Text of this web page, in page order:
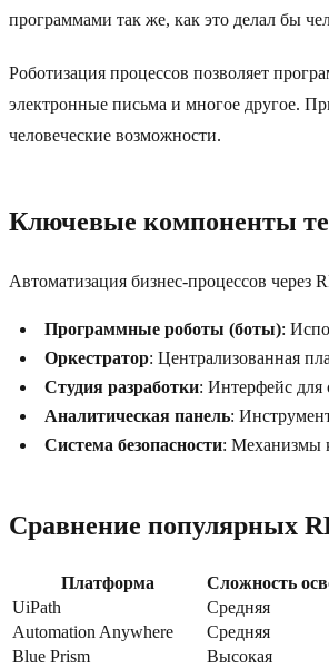
программами так же, как это делал бы
Роботизация процессов позволяет
электронные письма и многое другое.
человеческие возможности.
Ключевые компоненты
Автоматизация бизнес-процессов через
Программные роботы (боты):
Оркестратор: Централизованная
Студия разработки: Интерфейс для
Аналитическая панель:
Система безопасности: Механизмы
Сравнение популярных
Платформа Сложность
UiPath
Средняя
Automation Anywhere
Средняя
Blue Prism
Высокая